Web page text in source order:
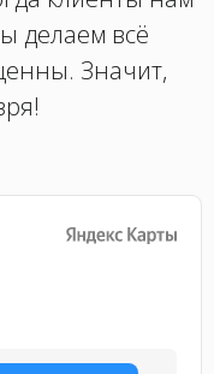
делаем всё
Значит,